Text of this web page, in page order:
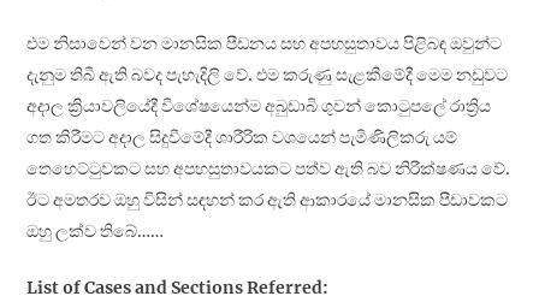
එම නිසාවෙන් වන මානසික පීඩනය සහ අපහසුතාවය පිළිබඳ ඔවුන්ට
දැනුම තිබී ඇති බවද පැහැදිලි වේ. එම කරුණු සැළකීමේදී මෙම නඩුවට
අදාල ක්‍රියාවලියේදී විශේෂයෙන්ම අබුඩාබි ගුවන් කොටුපලේ රාත්‍රිය
ගත කිරීමට අදාල සිදුවීමේදී ශාරීරික වශයෙන් පැමිණිලිකරු යම්
තෙහෙට්ටුවකට සහ අපහසුතාවයකට පත්ව ඇති බව නිරීක්ෂණය වේ.
ඊට අමතරව ඔහු විසින් සඳහන් කර ඇති ආකාරයේ මානසික පීඩාවකට
ඔහු ලක්ව තිබේ……
List of Cases and Sections Referred: